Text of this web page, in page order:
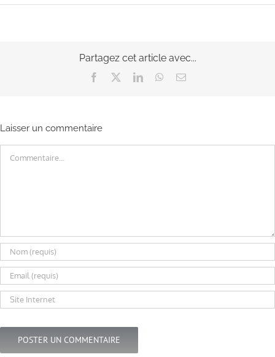
Partagez cet article avec...
Facebook LinkedInWhatsApp
Email
Laisser un commentaire